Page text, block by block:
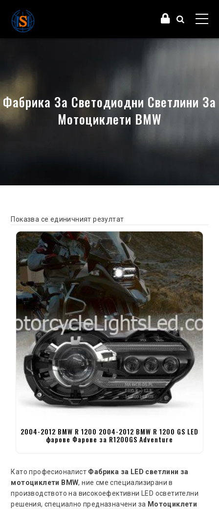
Фабрика За Светодиодни Светлини За
Мотоциклети BMW
Показва се единичният резултат
2004-2012 BMW R 1200 2004-2012 BMW R 1200 GS LED
фарове Фарове за R1200GS Adventure
Като професионалист Фабрика за LED светлини за
мотоциклети BMW, ние сме специализирани в
производството на високоефективни LED осветителни
решения, специално предназначени за Мотоциклети